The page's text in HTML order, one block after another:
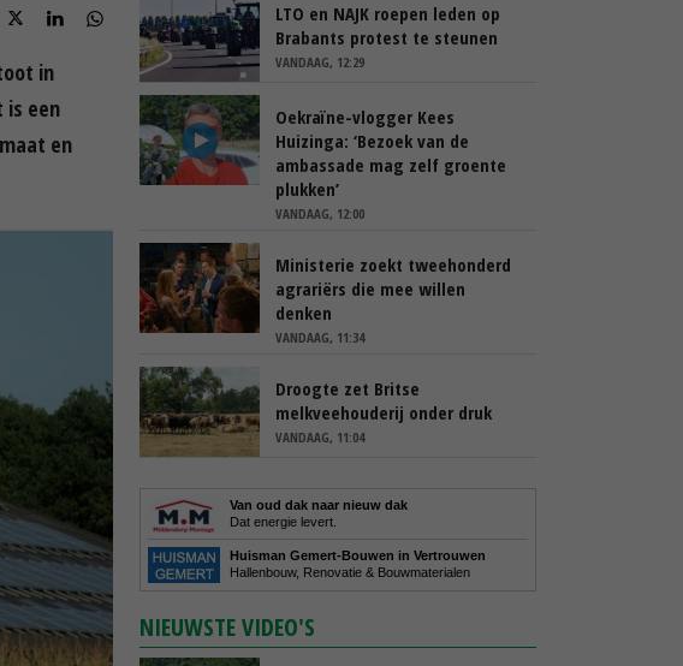
in
is een
en
LTO en NAJK roepen leden op
Brabants protest te steunen
VANDAAG, 12:29
Oekraïne-vlogger Kees
Huizinga: ‘Bezoek van de
ambassade mag zelf groente
plukken’
VANDAAG, 12:00
Ministerie zoekt tweehonderd
agrariërs die mee willen
denken
VANDAAG, 11:34
Droogte zet Britse
melkveehouderij onder druk
VANDAAG, 11:04
Van oud dak naar nieuw dak
Dat energie levert.
Huisman Gemert-Bouwen in Vertrouwen
Hallenbouw, Renovatie & Bouwmaterialen
NIEUWSTE VIDEO'S